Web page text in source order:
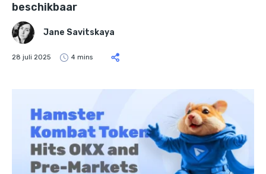
beschikbaar
Jane Savitskaya
28 juli 2025 4 mins